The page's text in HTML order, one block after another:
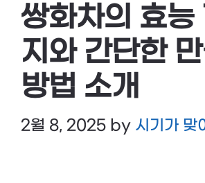
쌍화차의 효능
지와 간단한 만
방법 소개
2월 8, 2025 by 시기가 맞